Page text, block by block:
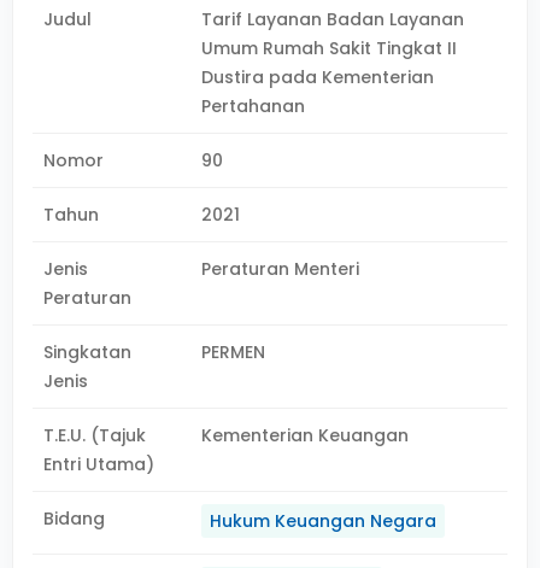
Judul
Tarif Layanan Badan Layanan
Umum Rumah Sakit Tingkat II
Dustira pada Kementerian
Pertahanan
Nomor 90
Tahun 2021
Jenis
Peraturan
Peraturan Menteri
Singkatan
Jenis
PERMEN
T.E.U. (Tajuk
Entri Utama)
Kementerian Keuangan
Bidang Hukum Keuangan Negara